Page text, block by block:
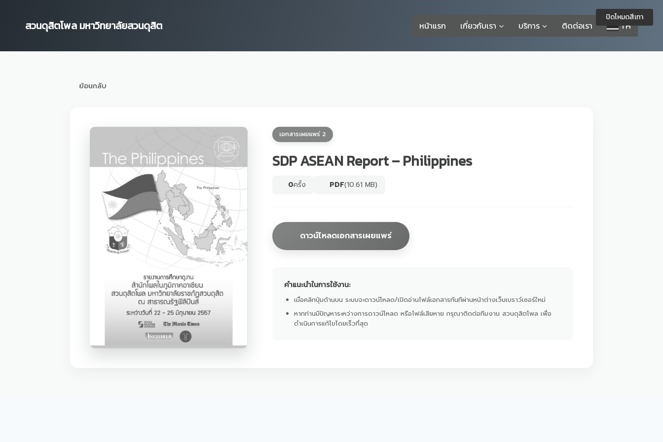
contentสวนดุสิตโพล มหาวิทยาลัยสวนดุสิต หน้าแรก เกี่ยวกับเรา บริการ ติดต่อเรา TH
ย้อนกลับ
เอกสารเผยแพร่ 2
SDP ASEAN Report – Philippines
0ครั้ง PDF(10.61 MB)
ดาวน์โหลดเอกสารเผยแพร่
คำแนะนำในการใช้งาน:
เมื่อคลิกปุ่มด้านบน ระบบจะดาวน์โหลด/เปิดอ่านไฟล์เอกสารทันทีผ่านหน้าต่างเว็บเบราว์เซอร์ใหม่
หากท่านมีปัญหาระหว่างการดาวน์โหลด หรือไฟล์เสียหาย กรุณาติดต่อทีมงาน สวนดุสิตโพล เพื่อ
ดำเนินการแก้ไขโดยเร็วที่สุด
ปิดโหมดสีเทา